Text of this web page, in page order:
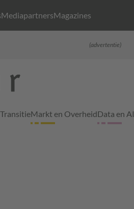
MediapartnersMagazines
(advertentie)
Markt en OverheidData en AI